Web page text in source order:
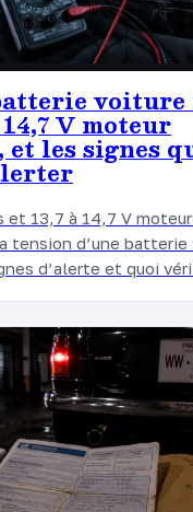
voiture
V moteur
les signes
et 13,7 à 14,7 V
tension d’une batterie
d’alerte et quoi